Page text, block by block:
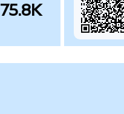
75.8K